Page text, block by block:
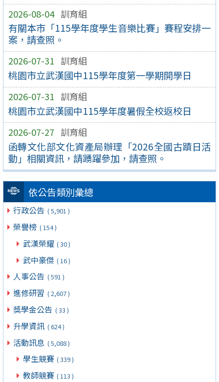
2026-08-04 訓育組
有關本市「115學年度學生音樂比賽」賽程安排一
案，請查照。
2026-07-31 訓育組
桃園市立武漢國中115學年度第一學期開學日
2026-07-31 訓育組
桃園市立武漢國中115學年度暑假全校返校日
2026-07-27 訓育組
函轉文化部文化資產局辦理「2026全國古蹟日活
動」相關資訊，請踴躍參加，請查照。
依公告類別彙總
行政公告 ( 5,901 )
榮譽榜 ( 154 )
武漢榮耀 ( 30 )
武中豪傑 ( 16 )
人事公告 ( 591 )
進修研習 ( 2,607 )
獎學金公告 ( 33 )
升學資訊 ( 624 )
活動訊息 ( 5,088 )
學生競賽 ( 339 )
教師競賽 ( 113 )